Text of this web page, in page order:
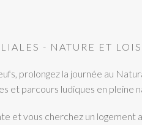
- NATURE ET
prolongez la journée au
et parcours ludiques en pleine
et vous cherchez un logement